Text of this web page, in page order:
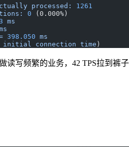
processed:
1261
0 (0.000%)
ms
398.050 ms
initial connection time )
读写频繁的业务，42 TPS拉到裤子